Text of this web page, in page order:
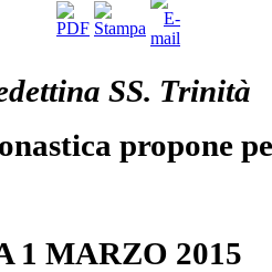
SS. Trinità
propone
1 MARZO 2015